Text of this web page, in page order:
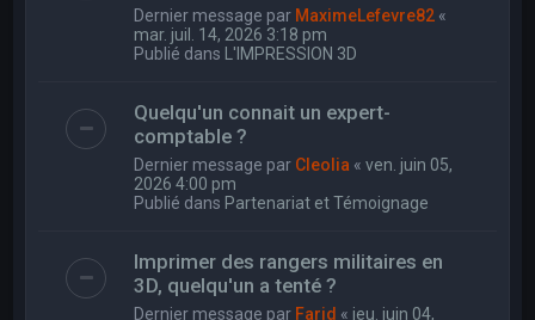
Dernier message par MaximeLefevre82 «
mar. juil. 14, 2026 3:18 pm
Publié dans L'IMPRESSION 3D
Quelqu'un connait un expert-
comptable ?
Dernier message par Cleolia «ven. juin 05,
2026 4:00 pm
Publié dans Partenariat et Témoignage
Imprimer des rangers militaires en
3D, quelqu'un a tenté ?
Dernier message par Farid « jeu. juin 04,